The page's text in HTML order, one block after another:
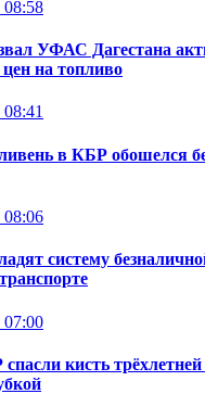
08:58
УФАС Дагестана
на топливо
08:41
в КБР обошелся
08:06
систему
07:00
кисть трёхлетней